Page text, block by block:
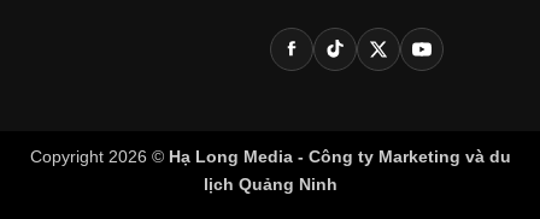
Copyright 2026 © Hạ Long Media - Công ty Marketing và du
lịch Quảng Ninh